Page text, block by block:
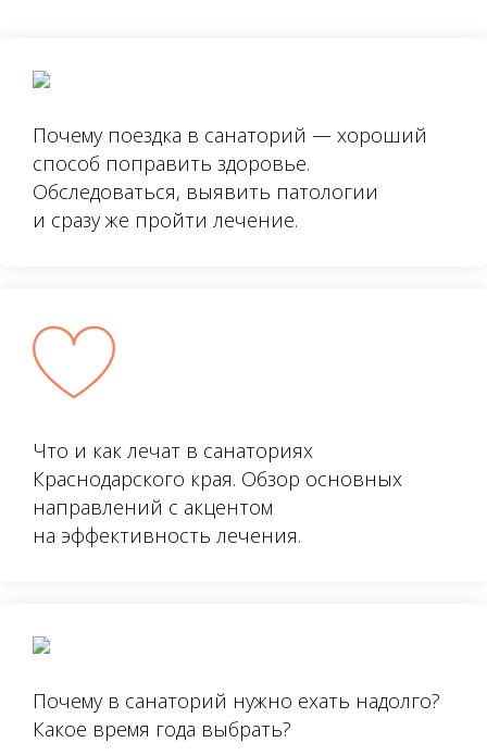
Почему поездка в санаторий — хороший
способ поправить здоровье.
Обследоваться, выявить патологии
и сразу же пройти лечение.
Что и как лечат в санаториях
Краснодарского края. Обзор основных
направлений с акцентом
на эффективность лечения.
Почему в санаторий нужно ехать надолго?
Какое время года выбрать?